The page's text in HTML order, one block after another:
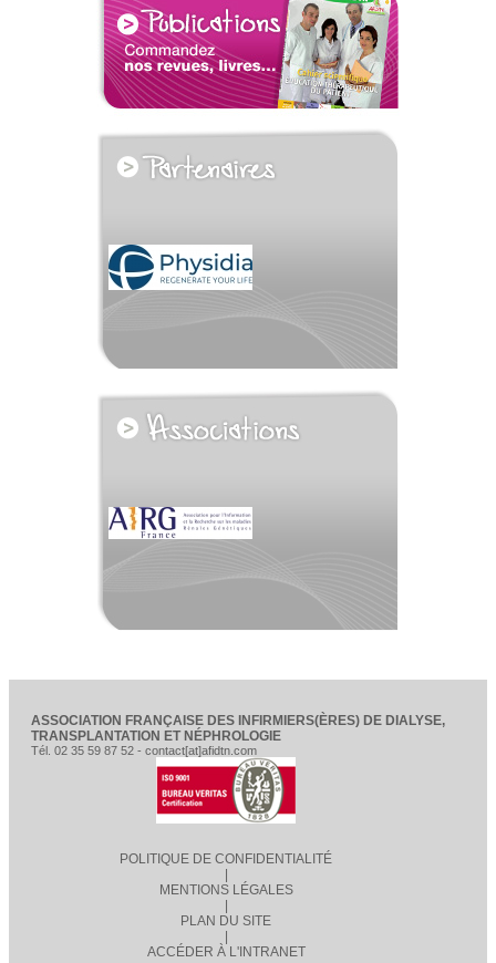
voir tous les partenaires
ASSOCIATION FRANÇAISE DES INFIRMIERS(ÈRES) DE DIALYSE,
TRANSPLANTATION ET NÉPHROLOGIE
Tél. 02 35 59 87 52 - contact[at]afidtn.com
POLITIQUE DE CONFIDENTIALITÉ
MENTIONS LÉGALES
PLAN DU SITE
ACCÉDER À L'INTRANET